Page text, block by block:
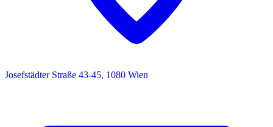
Josefstädter Straße 43-45, 1080 Wien